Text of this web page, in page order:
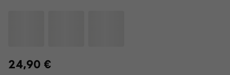
24,90 €